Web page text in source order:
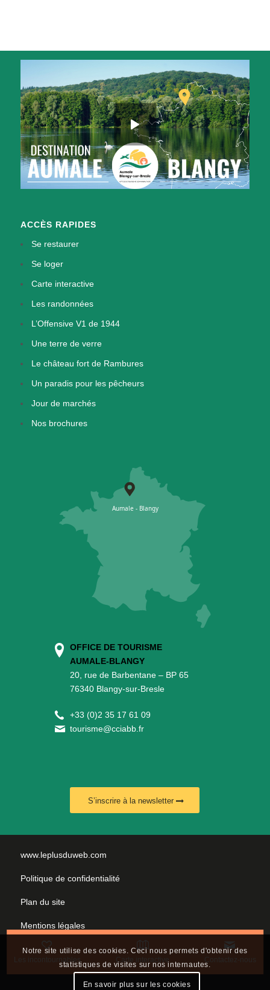
Les incontournables Carte interactive Contactez-nous
ACCÈS RAPIDES
Se restaurer
Se loger
Carte interactive
Les randonnées
L’Offensive V1 de 1944
Une terre de verre
Le château fort de Rambures
Un paradis pour les pêcheurs
Jour de marchés
Nos brochures
OFFICE DE TOURISME
AUMALE-BLANGY
20, rue de Barbentane – BP 65
76340 Blangy-sur-Bresle
+33 (0)2 35 17 61 09
tourisme@cciabb.fr
S’inscrire à la newsletter
www.leplusduweb.com
Politique de confidentialité
Plan du site
Mentions légales
Nous contacter
Notre site utilise des cookies. Ceci nous permets d'obtenir des
statistiques de visites sur nos internautes.
En savoir plus sur les cookies